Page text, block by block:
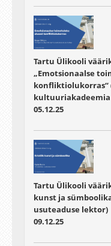
Tartu Ülikooli
„Emotsionaalse
konfliktiolukorras“
kultuuriakadeemia
05.12.25
Tartu Ülikooli
kunst ja
usuteaduse lektor)
09.12.25